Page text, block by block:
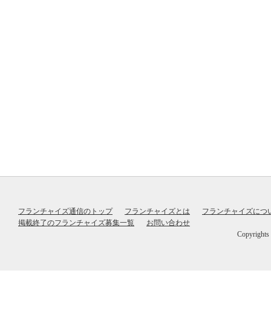
フランチャイズ通信のトップ フランチャイズとは
フランチャイズにつ
掲載終了のフランチャイズ募集一覧
お問い合わせ